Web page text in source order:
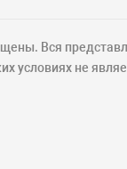
Вся
условиях не